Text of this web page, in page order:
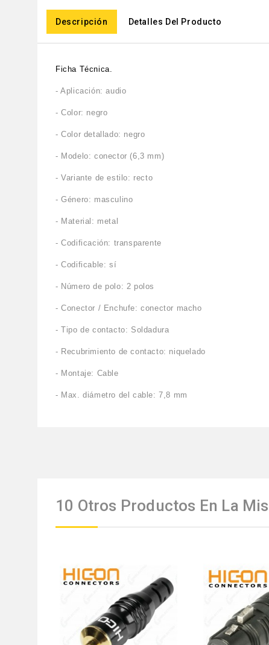
Descripción Detalles Del Producto
Ficha Técnica.
- Aplicación: audio
- Color: negro
- Color detallado: negro
- Modelo: conector (6,3 mm)
- Variante de estilo: recto
- Género: masculino
- Material: metal
- Codificación: transparente
- Codificable: sí
- Número de polo: 2 polos
- Conector / Enchufe: conector macho
- Tipo de contacto: Soldadura
- Recubrimiento de contacto: niquelado
- Montaje: Cable
- Max. diámetro del cable: 7,8 mm
10 Otros Productos En La